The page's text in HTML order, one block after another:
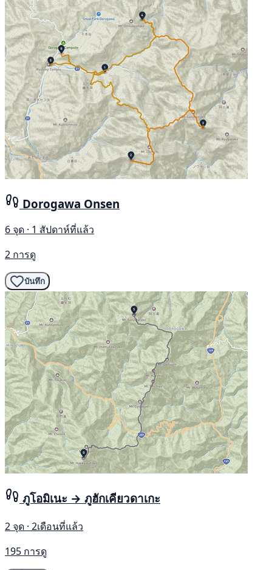
Dorogawa Onsen
6 จุด · 1 สัปดาห์ที่แล้ว
2 การดู
บันทึก
ภูโอมิเนะ → ภูฮักเคียวดาเกะ
2 จุด · 2เดือนที่แล้ว
195 การดู